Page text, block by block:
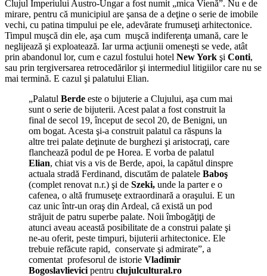
Clujul Imperiului Austro-Ungar a fost numit „mica Vienă”. Nu e de
mirare, pentru că municipiul are şansa de a deţine o serie de imobile
vechi, cu patina timpului pe ele, adevărate frumuseţi arhitectonice.
Timpul muşcă din ele, aşa cum muşcă indiferenţa umană, care le
neglijează şi exploatează. Iar urma acţiunii omeneşti se vede, atât
prin abandonul lor, cum e cazul fostului hotel New York şi Conti,
sau prin tergiversarea retrocedărilor şi intermediul litigiilor care nu se
mai termină. E cazul şi palatului Elian.
„Palatul Berde este o bijuterie a Clujului, aşa cum mai
sunt o serie de bijuterii. Acest palat a fost construit la
final de secol 19, început de secol 20, de Benigni, un
om bogat. Acesta şi-a construit palatul ca răspuns la
altre trei palate deţinute de burghezi şi aristocraţi, care
flanchează podul de pe Horea. E vorba de palatul
Elian, chiat vis a vis de Berde, apoi, la capătul dinspre
actuala stradă Ferdinand, discutăm de palatele Baboş
(complet renovat n.r.) şi de Szeki, unde la parter e o
cafenea, o altă frumuseţe extraordinară a oraşului. E un
caz unic într-un oraş din Ardeal, că există un pod
străjuit de patru superbe palate. Noii îmbogăţiţi de
atunci aveau această posibilitate de a construi palate şi
ne-au oferit, peste timpuri, bijuterii arhitectonice. Ele
trebuie refăcute rapid, conservate şi admirate”, a
comentat profesorul de istorie Vladimir
Bogoslavlievici pentru clujulcultural.ro